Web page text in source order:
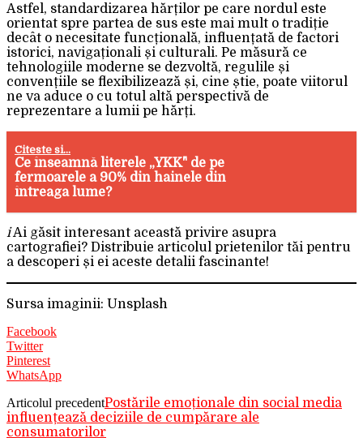
Astfel, standardizarea hărților pe care nordul este
orientat spre partea de sus este mai mult o tradiție
decât o necesitate funcțională, influențată de factori
istorici, navigaționali și culturali. Pe măsură ce
tehnologiile moderne se dezvoltă, regulile și
convențiile se flexibilizează și, cine știe, poate viitorul
ne va aduce o cu totul altă perspectivă de
reprezentare a lumii pe hărți.
Citeste si...
Ce înseamnă literele „YKK" de pe
fermoarele a 90% din hainele din
întreaga lume?
iAi găsit interesant această privire asupra
cartografiei? Distribuie articolul prietenilor tăi pentru
a descoperi și ei aceste detalii fascinante!
Sursa imaginii: Unsplash
Facebook
Twitter
Pinterest
WhatsApp
Articolul precedentPostările emoționale din social media
influențează deciziile de cumpărare ale
consumatorilor